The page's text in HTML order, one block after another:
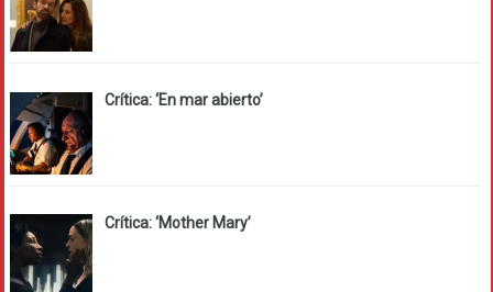
Crítica: ‘En mar abierto’
Crítica: ‘Mother Mary’